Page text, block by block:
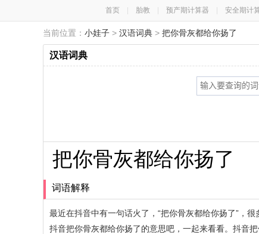
首页 胎教 预产期计算器 安全期计
当前位置： 小娃子 > 汉语词典 > 把你骨灰都给你扬了
汉语词典
把你骨灰都给你扬了
词语解释
最近在抖音中有一句话火了，“把你骨灰都给你扬了”，
抖音把你骨灰都给你扬了的意思吧，一起来看看。抖音